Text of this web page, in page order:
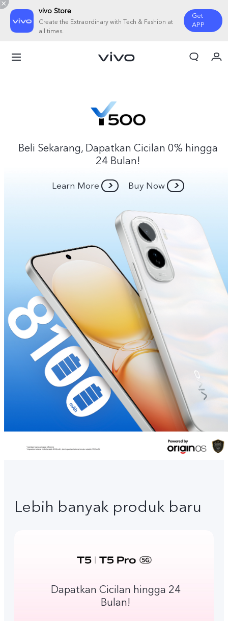
vivo Store
Create the Extraordinary with Tech & Fashion at
all times.
Get
APP
Indonesia | Pilih negara/wilayah
Beli Sekarang, Dapatkan Cicilan 0% hingga
24 Bulan!
Learn More Buy Now
Lebih banyak produk baru
Dapatkan Cicilan hingga 24
Bulan!